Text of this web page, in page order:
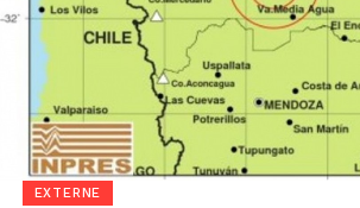
EXTERNE